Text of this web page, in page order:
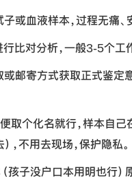
或血液样本，过程无痛、
行比对分析，一般3-5个工
或邮寄方式获取正式鉴定
取个化名就行，样本自
，不用去现场，保护隐私。
孩子没户口本用明也行